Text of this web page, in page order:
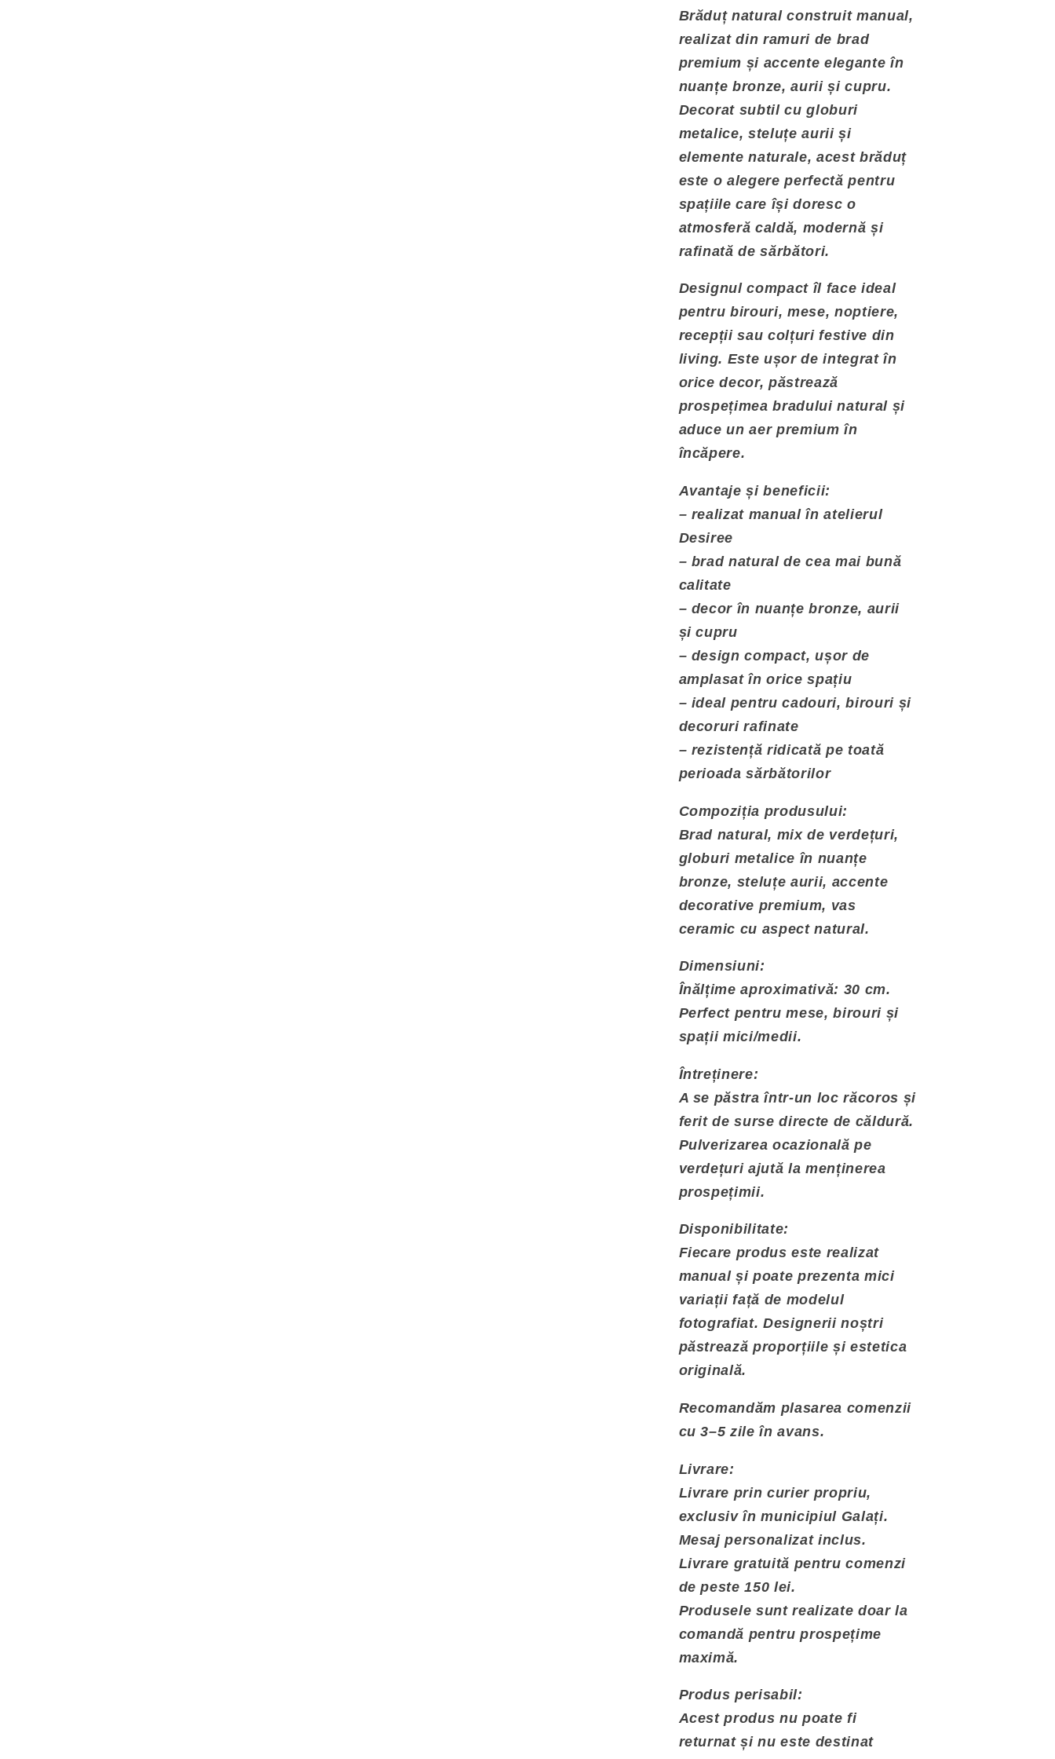
Mon Cherry
Brăduț natural construit manual,
realizat din ramuri de brad
premium și accente elegante în
nuanțe bronze, aurii și cupru.
Decorat subtil cu globuri
metalice, steluțe aurii și
elemente naturale, acest brăduț
este o alegere perfectă pentru
spațiile care își doresc o
atmosferă caldă, modernă și
rafinată de sărbători.
Designul compact îl face ideal
pentru birouri, mese, noptiere,
recepții sau colțuri festive din
living. Este ușor de integrat în
orice decor, păstrează
prospețimea bradului natural și
aduce un aer premium în
încăpere.
Avantaje și beneficii:
– realizat manual în atelierul
Desiree
– brad natural de cea mai bună
calitate
– decor în nuanțe bronze, aurii
și cupru
– design compact, ușor de
amplasat în orice spațiu
– ideal pentru cadouri, birouri și
decoruri rafinate
– rezistență ridicată pe toată
perioada sărbătorilor
Compoziția produsului:
Brad natural, mix de verdețuri,
globuri metalice în nuanțe
bronze, steluțe aurii, accente
decorative premium, vas
ceramic cu aspect natural.
Dimensiuni:
Înălțime aproximativă: 30 cm.
Perfect pentru mese, birouri și
spații mici/medii.
Întreținere:
A se păstra într-un loc răcoros și
ferit de surse directe de căldură.
Pulverizarea ocazională pe
verdețuri ajută la menținerea
prospețimii.
Disponibilitate:
Fiecare produs este realizat
manual și poate prezenta mici
variații față de modelul
fotografiat. Designerii noștri
păstrează proporțiile și estetica
originală.
Recomandăm plasarea comenzii
cu 3–5 zile în avans.
Livrare:
Livrare prin curier propriu,
exclusiv în municipiul Galați.
Mesaj personalizat inclus.
Livrare gratuită pentru comenzi
de peste 150 lei.
Produsele sunt realizate doar la
comandă pentru prospețime
maximă.
Produs perisabil:
Acest produs nu poate fi
returnat și nu este destinat